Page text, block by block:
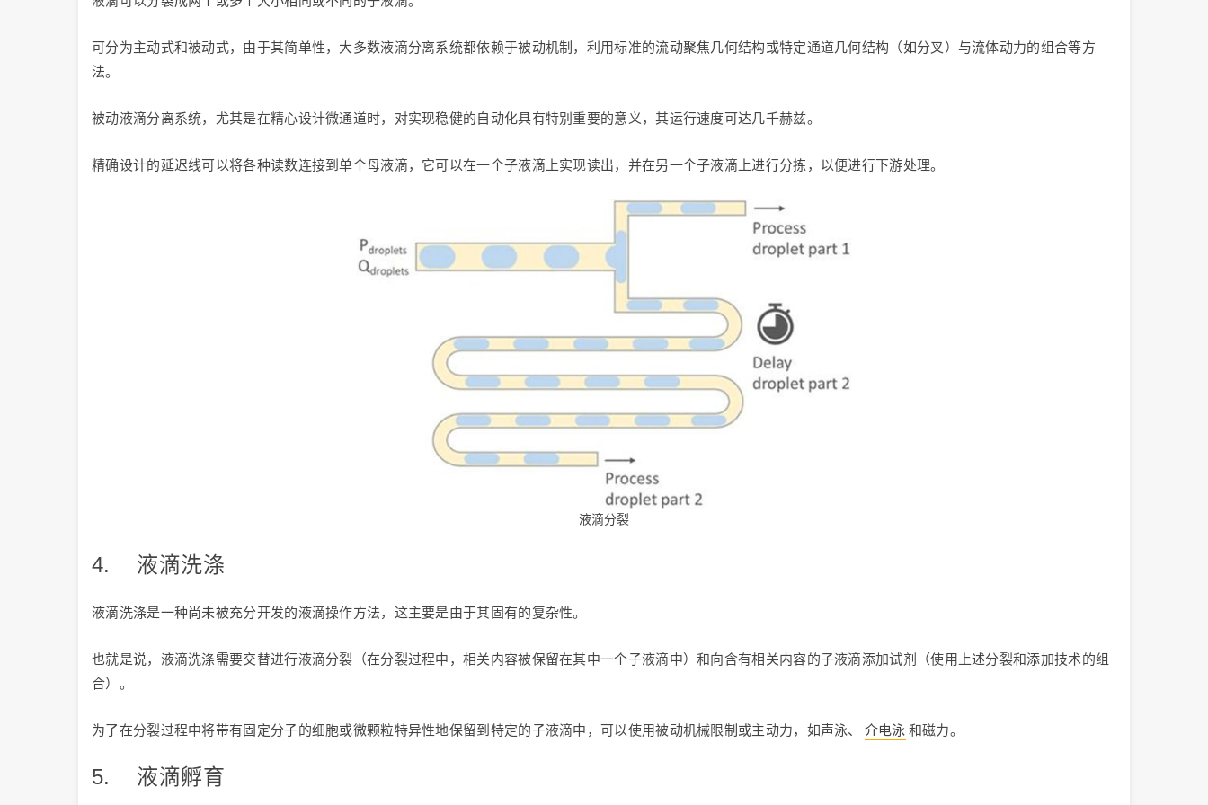
可分为主动式和被动式，由于其简单性，大多数液滴分离系统都依赖于被动机制，利用标准的流动聚焦几何结构或特定通道几何结构（如分叉）与流体动力的组合等方
法。
被动液滴分离系统，尤其是在精心设计微通道时，对实现稳健的自动化具有特别重要的意义，其运行速度可达几千赫兹。
精确设计的延迟线可以将各种读数连接到单个母液滴，它可以在一个子液滴上实现读出，并在另一个子液滴上进行分拣，以便进行下游处理。
液滴分裂
4. 液滴洗涤
液滴洗涤是一种尚未被充分开发的液滴操作方法，这主要是由于其固有的复杂性。
也就是说，液滴洗涤需要交替进行液滴分裂（在分裂过程中，相关内容被保留在其中一个子液滴中）和向含有相关内容的子液滴添加试剂（使用上述分裂和添加技术的组
合）。
为了在分裂过程中将带有固定分子的细胞或微颗粒特异性地保留到特定的子液滴中，可以使用被动机械限制或主动力，如声泳、 介电泳 和磁力。
5. 液滴孵育